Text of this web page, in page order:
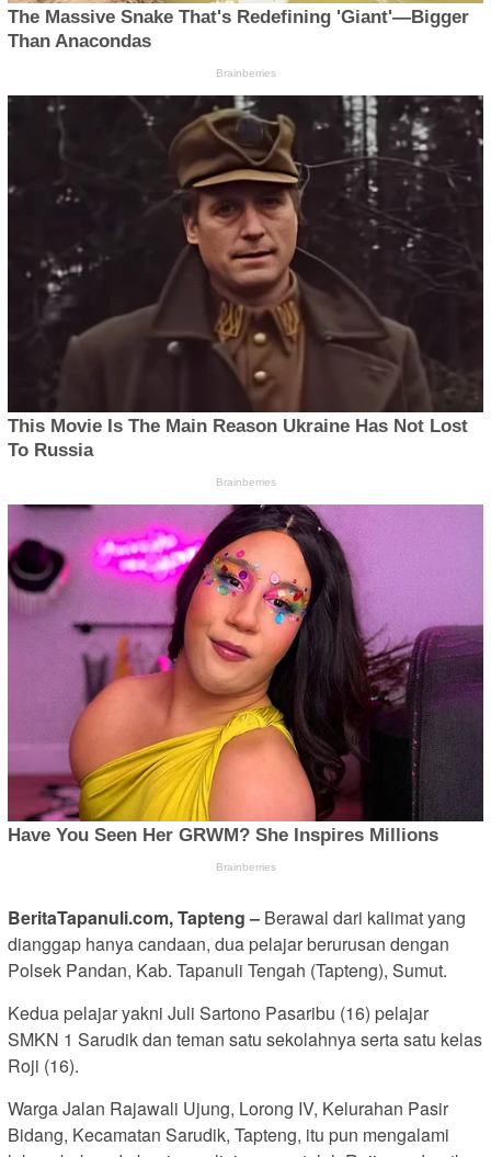
BeritaTapanuli.com, Tapteng – Berawal dari kalimat yang
dianggap hanya candaan, dua pelajar berurusan dengan
Polsek Pandan, Kab. Tapanuli Tengah (Tapteng), Sumut.
Kedua pelajar yakni Juli Sartono Pasaribu (16) pelajar
SMKN 1 Sarudik dan teman satu sekolahnya serta satu kelas
Roji (16).
Warga Jalan Rajawali Ujung, Lorong IV, Kelurahan Pasir
Bidang, Kecamatan Sarudik, Tapteng, itu pun mengalami